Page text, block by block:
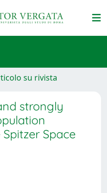
su rivista
strongly
Space